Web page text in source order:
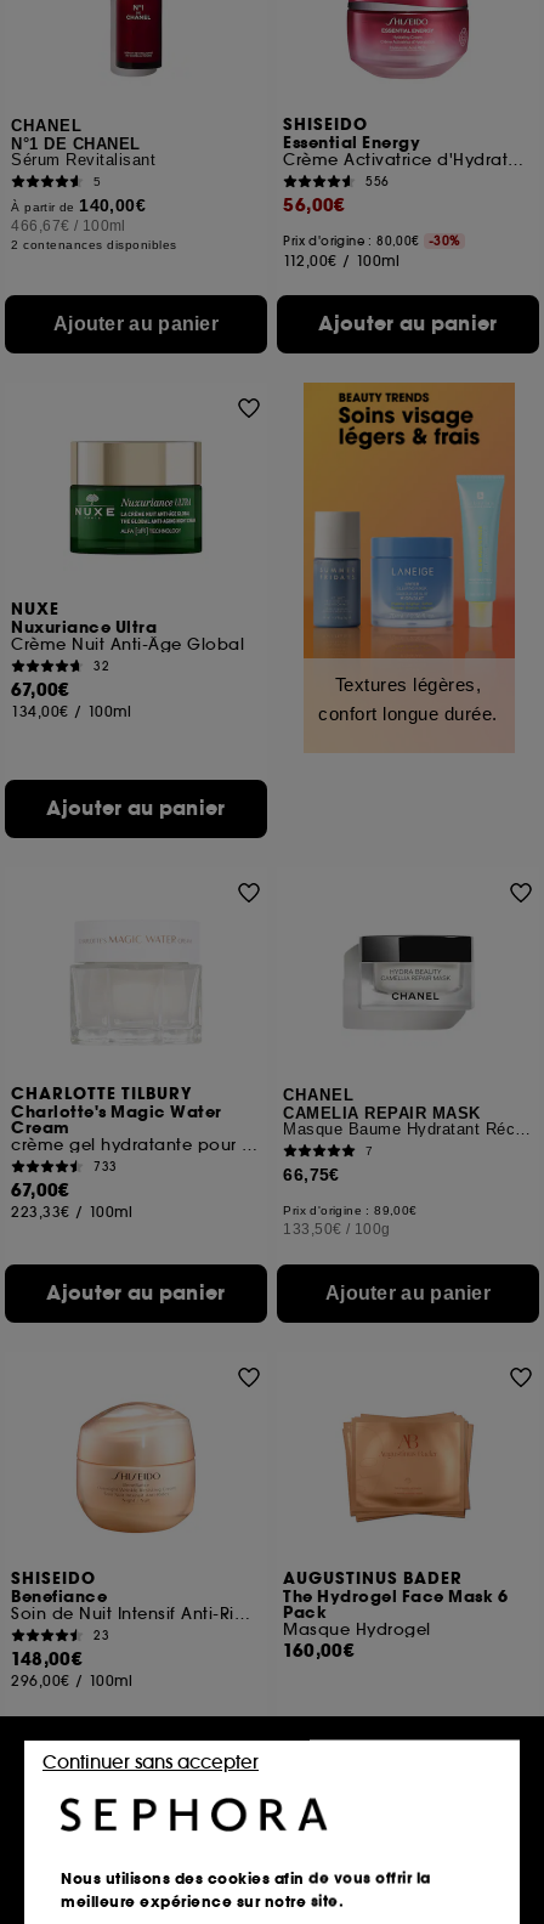
CHANEL
N°1 DE CHANEL
Sérum Revitalisant
5
À partir de 140,00€
466,67€ / 100ml
2 contenances disponibles
Ajouter au panier
SHISEIDO
Essential Energy
Crème Activatrice d'Hydratation
556
56,00€
Prix d'origine : 80,00€ -30%
112,00€ / 100ml
Ajouter au panier
NUXE
Nuxuriance Ultra
Crème Nuit Anti-Âge Global
32
67,00€
134,00€ / 100ml
Ajouter au panier
Textures légères,
confort longue durée.
CHARLOTTE TILBURY
Charlotte's Magic Water
Cream
crème gel hydratante pour le visage
733
67,00€
223,33€ / 100ml
Ajouter au panier
CHANEL
CAMELIA REPAIR MASK
Masque Baume Hydratant Réconfortant
7
66,75€
Prix d'origine : 89,00€
133,50€ / 100g
Ajouter au panier
SHISEIDO
Benefiance
Soin de Nuit Intensif Anti-Rides
23
148,00€
296,00€ / 100ml
Ajouter au panier
AUGUSTINUS BADER
The Hydrogel Face Mask 6
Pack
Masque Hydrogel
160,00€
Nous utilisons des cookies afin de vous offrir la
meilleure expérience sur notre site.
Continuer sans accepter